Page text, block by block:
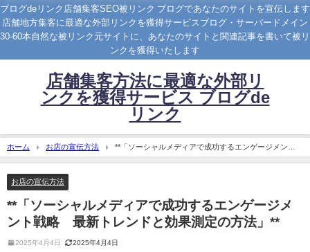
ブログdeリンク店舗集客SEO被リンク ブログであなたのサイトを宣伝します
店舗地方集客に最適な外部リンクを獲得サービスブログ・サーバードメイン
30-60本自然な被リンク元サイトに、あなたのサイトと関連記事を書いて被リ
ンクを獲得いたします
店舗集客方法に最適な外部リ
ンクを獲得サービス ブログde
リンク
ホーム お店の宣伝方法
**「ソーシャルメディアで成功するエンゲージメント
戦略 最新トレンドと効果測定の方法」**
お店の宣伝方法
**「ソーシャルメディアで成功するエンゲージメ
ント戦略 最新トレンドと効果測定の方法」**
2025年4月4日 2025年4月4日